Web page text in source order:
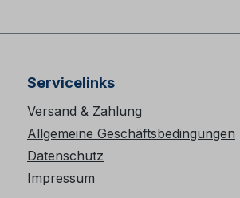
Servicelinks
Versand & Zahlung
Allgemeine Geschäftsbedingungen
Datenschutz
Impressum